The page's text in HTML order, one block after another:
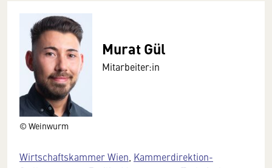
© Weinwurm
Murat Gül
Mitarbeiter:in
Wirtschaftskammer Wien Kammerdirektion-